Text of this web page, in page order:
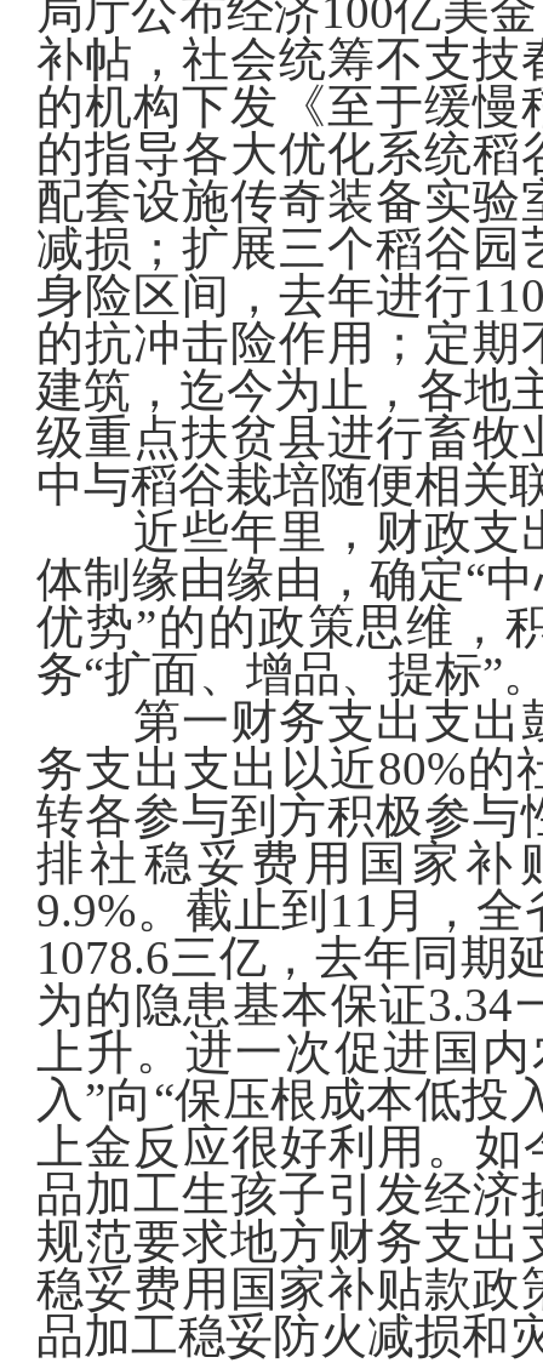
局厅公布经济100亿美
补帖，社会统筹不支技
的机构下发《至于缓
的指导各大优化系统
配套设施传奇装备实
减损；扩展三个稻谷
身险区间，去年进行
的抗冲击险作用；定
建筑，迄今为止，各地
级重点扶贫县进行畜牧
中与稻谷栽培随便相关
近些年里，财政支
体制缘由缘由，确定“
优势”的的政策思维，
务“扩面、增品、提标”
第一财务支出支出
务支出支出以近80%
转各参与到方积极参与
排社稳妥费用国家补
9.9%。截止到11月，
1078.6三亿，去年同期
为的隐患基本保证
上升。进一次促进国
入”向“保压根成本低投
上金反应很好利用。
品加工生孩子引发经
规范要求地方财务支
稳妥费用国家补贴款政
品加工稳妥防火减损和